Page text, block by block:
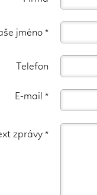
jméno *
Telefon
E-mail *
zprávy *